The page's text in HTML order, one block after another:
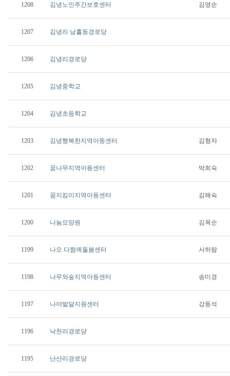
1208 김녕노인주간보호센터 김영순
1207 김녕리 남흘동경로당
1206 김녕리경로당
1205 김녕중학교
1204 김녕초등학교
1203 김녕행복한지역아동센터 김형자
1202 꿈나무지역아동센터 박희숙
1201 꿈지킴이지역아동센터 김해숙
1200 나눔요양원 김옥순
1199 나모 다함께돌봄센터 서하람
1198 나무와숲지역아동센터 송미경
1197 나야발달지원센터 강동석
1196 낙천리경로당
1195 난산리경로당